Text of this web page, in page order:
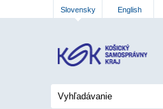
Slovensky English